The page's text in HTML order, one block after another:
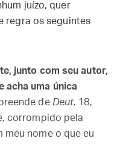
juízo, quer
regra os seguintes
junto com seu autor,
acha uma única
deDeut. 18,
corrompido pela
meu nome o que eu